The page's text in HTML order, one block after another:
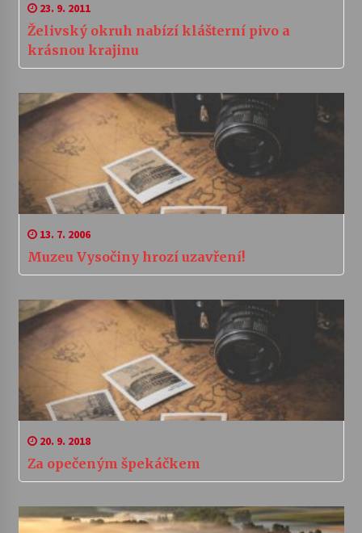
23. 9. 2011
Želivský okruh nabízí klášterní pivo a
krásnou krajinu
13. 7. 2006
Muzeu Vysočiny hrozí uzavření!
20. 9. 2018
Za opečeným špekáčkem